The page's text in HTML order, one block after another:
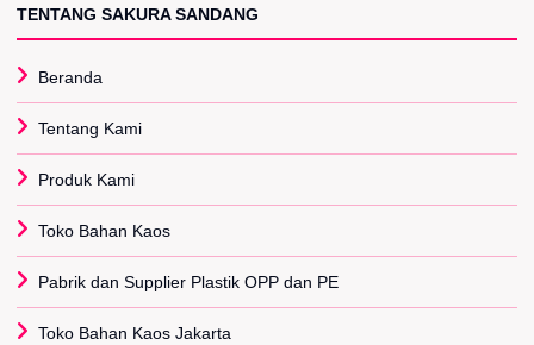
TENTANG SAKURA SANDANG
Beranda
Tentang Kami
Produk Kami
Toko Bahan Kaos
Pabrik dan Supplier Plastik OPP dan PE
Toko Bahan Kaos Jakarta